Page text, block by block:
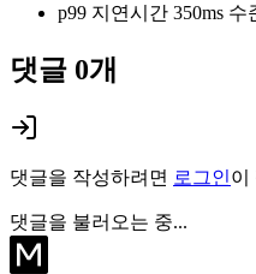
p99 지연시간 350ms
댓글 0개
댓글을 작성하려면 로그인이
댓글을 불러오는 중...